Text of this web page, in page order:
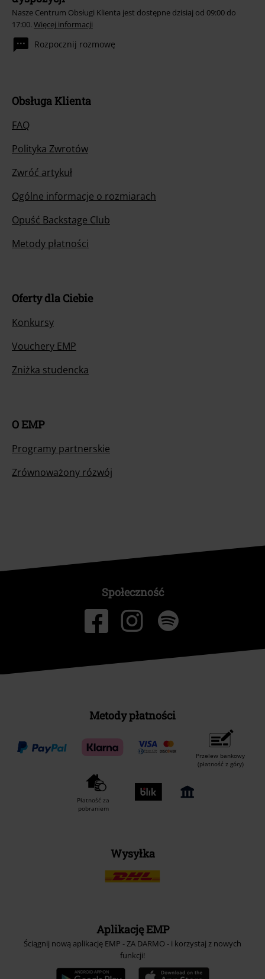
Nasze Centrum Obsługi Klienta jest dostępne dzisiaj od 09:00 do
17:00. Więcej informacji
Rozpocznij rozmowę
Obsługa Klienta
FAQ
Polityka Zwrotów
Zwróć artykuł
Ogólne informacje o rozmiarach
Opuść Backstage Club
Metody płatności
Oferty dla Ciebie
Konkursy
Vouchery EMP
Zniżka studencka
O EMP
Programy partnerskie
Zrównoważony rózwój
Społeczność
Metody płatności
Przelew bankowy
(płatność z góry)
Płatność za
pobraniem
Wysyłka
Aplikację EMP
Ściągnij nową aplikację EMP - ZA DARMO - i korzystaj z nowych
funkcji!